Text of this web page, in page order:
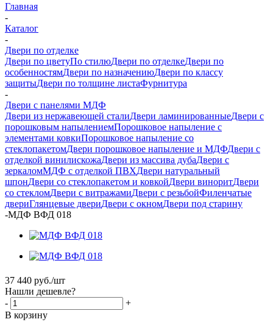
Главная
-
Каталог
-
Двери по отделке
Двери по цветуПо стилюДвери по отделкеДвери по
особенностямДвери по назначениюДвери по классу
защитыДвери по толщине листаФурнитура
-
Двери с панелями МДФ
Двери из нержавеющей сталиДвери ламинированныеДвери с
порошковым напылениемПорошковое напыление с
элементами ковкиПорошковое напыление со
стеклопакетомДвери порошковое напыление и МДФДвери с
отделкой винилискожаДвери из массива дубаДвери с
зеркаломМДФ с отделкой ПВХДвери натуральный
шпонДвери со стеклопакетом и ковкойДвери виноритДвери
со стекломДвери с витражамиДвери с резьбойФиленчатые
двериГлянцевые двериДвери с окномДвери под старину
-МДФ ВФД 018
37 440 руб./шт
Нашли дешевле?
-
+
В корзину